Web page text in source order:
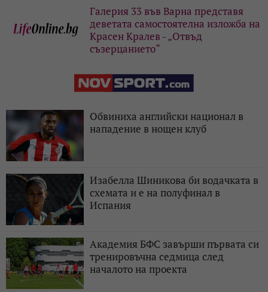
Галерия 33 във Варна представя
деветата самостоятелна изложба на
Красен Кралев - „Отвъд
съзерцанието“
Обвиниха английски национал в
нападение в нощен клуб
Изабелла Шиникова би водачката в
схемата и е на полуфинал в
Испания
Академия БФС завърши първата си
тренировъчна седмица след
началото на проекта